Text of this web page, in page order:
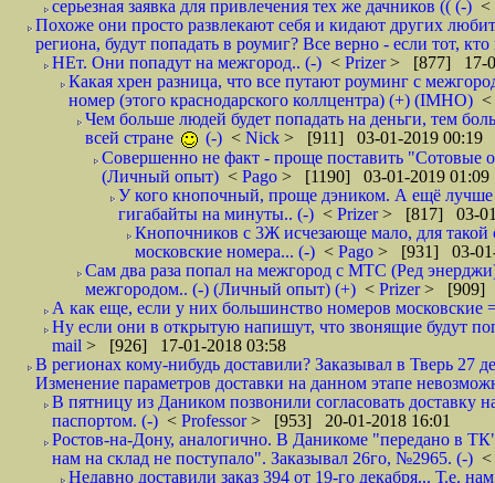
серьезная заявка для привлечения тех же дачников (( (-) <
Похоже они просто развлекают себя и кидают других
региона, будут попадать в роумиг? Все верно - если тот,
НЕт. Они попадут на межгород.. (-) < Prizer> [877] 17-
Какая хрен разница, что все путают роуминг с
номер (этого краснодарского коллцентра) (+) (IMHO) <
Чем больше людей будет попадать на деньги, тем
всей стране
(-) < Nick > [911] 03-01-2019 00:19
Совершенно не факт - проще поставить "Сотовые
(Личный опыт) < Pago > [1190] 03-01-2019 01:09
У кого кнопочный, проще дэником. А ещё лучше
гигабайты на минуты.. (-) < Prizer> [817] 03-
Кнопочников с 3Ж исчезающе мало, для такой
московские номера... (-) < Pago > [931] 03-01-
Сам два раза попал на межгород с МТС (Ред
межгородом.. (-) (Личный опыт) (+) < Prizer> [909]
А как еще, если у них большинство номеров московские
Ну если они в открытую напишут, что звонящие будут
mail > [926] 17-01-2018 03:58
В регионах кому-нибудь доставили? Заказывал в Тверь 27
Изменение параметров доставки на данном этапе
В пятницу из Даником позвонили согласовать доставку
паспортом. (-) < Professor> [953] 20-01-2018 16:01
Ростов-на-Дону, аналогично. В Даникоме "передано в
нам на склад не поступало". Заказывал 26го, №2965. (-) <
Недавно доставили заказ 394 от 19-го декабря... Т.е.